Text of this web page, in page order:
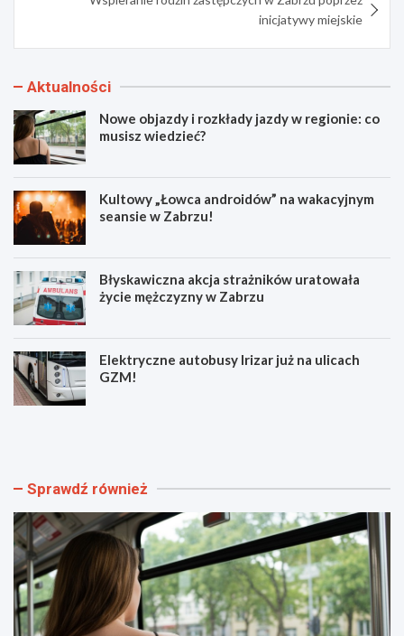
inicjatywy miejskie
Aktualności
Nowe objazdy i rozkłady jazdy w regionie: co
musisz wiedzieć?
Kultowy „Łowca androidów” na wakacyjnym
seansie w Zabrzu!
Błyskawiczna akcja strażników uratowała
życie mężczyzny w Zabrzu
Elektryczne autobusy Irizar już na ulicach
GZM!
N
b
a
z
d
y
i
r
o
K
w
„
Ł
o
w
c
a
a
Sprawdź również